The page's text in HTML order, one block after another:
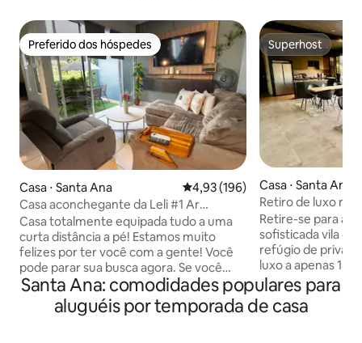
Preferido dos hóspedes
Preferido dos hóspedes
Casa ⋅ Santa Ana 4,93 de uma avaliação média de
4,93 (196)
Casa aconchegante da Leli #1 Ar
condicionado, água quente e Wi-Fi
Arizona ll
Casa totalmente equipada tudo a uma
curta distância a pé! Estamos muito
felizes por ter você com a gente! Você
pode parar sua busca agora. Se você
está em uma viagem de negócios, férias
em família, viajando para o exterior ou
apenas precisa de uma estadia perto da
Superhost
Superhost
Casa ⋅ Santa Ana
Retiro de luxo
Lago Coatepeque
Retire-se para a
sofisticada vila
refúgio de
luxo a apenas 15
Perfeito para até
vistas
interiores
Santa Ana: comodidades populares para
aluguéis por temporada de casa